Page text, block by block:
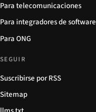
Para telecomunicaciones
Para integradores de software
Para ONG
SEGUIR
Suscribirse por RSS
Sitemap